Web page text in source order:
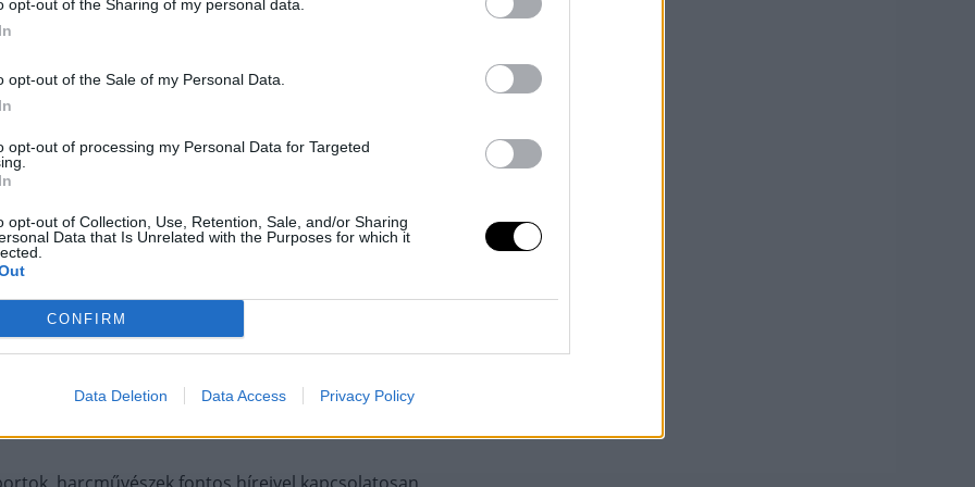
opt-out of the Sharing of my personal data.
opt-out of the Sale of my Personal Data.
opt-out of processing my Personal Data for Targeted
opt-out of Collection, Use, Retention, Sale, and/or Sharing
Data that Is Unrelated with the Purposes for which it
CONFIRM
Data Deletion Data Access Privacy Policy
keményebb és nem ilyen kib*szott
lehet távolságot mérni – az a pusztakezes
Mike Perryvel és elaltatnám. Nem
fémkötelek vannak, pattogsz ide-oda. De
is. Az már igazi harc lenne. Az mókás lenne.
30-án kerül sor egy Misfits Boxing eseményen
Joe Schilling ellen a Karate Combatban. Ha jól
puszta kezes kick-boxszal.
MERT EZZEL SEGÍTESZ!